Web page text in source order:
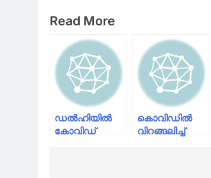
Read More
ഡൽഹിയിൽ
കോവിഡ്
കൊവിഡിൽ
വിറങ്ങലിച്ച്